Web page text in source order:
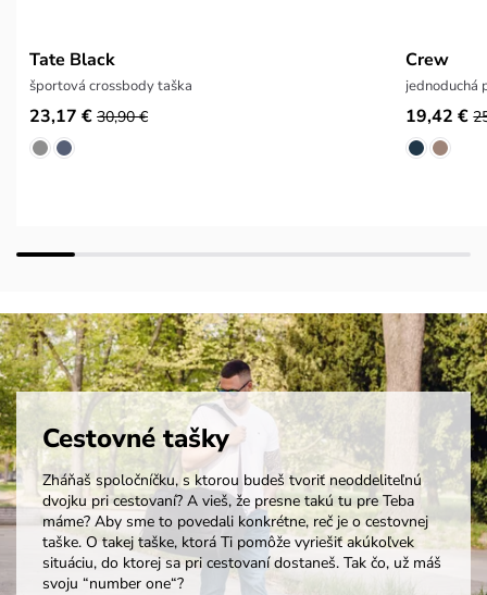
Tate Black
športová crossbody taška
23,17 € 30,90 €
Crew
jednoduchá
19,42 €
Cestovné tašky
Zháňaš spoločníčku, s ktorou budeš tvoriť neoddeliteľnú
dvojku pri cestovaní? A vieš, že presne takú tu pre Teba
máme? Aby sme to povedali konkrétne, reč je o cestovnej
taške. O takej taške, ktorá Ti pomôže vyriešiť akúkoľvek
situáciu, do ktorej sa pri cestovaní dostaneš. Tak čo, už máš
svoju “number one“?